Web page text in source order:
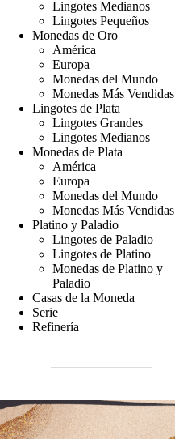
Lingotes Medianos
Lingotes Pequeños
Monedas de Oro
América
Europa
Monedas del Mundo
Monedas Más Vendidas
Lingotes de Plata
Lingotes Grandes
Lingotes Medianos
Monedas de Plata
América
Europa
Monedas del Mundo
Monedas Más Vendidas
Platino y Paladio
Lingotes de Paladio
Lingotes de Platino
Monedas de Platino y
Paladio
Casas de la Moneda
Serie
Refinería